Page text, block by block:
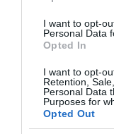
I want to opt-
Personal Data
Opted In
I want to opt-
Retention,
Personal Data
Purposes for
Opted Out